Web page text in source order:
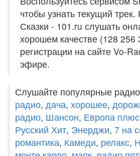
чтобы узнать текущий
Сказки - 101.ru слушать
хорошем качестве (128 256
регистрации на сайте Vo-
эфире.
Слушайте популярные
радио, дача, хорошее,
радио, Шансон, Европа плюс
Русский Хит, Энерджи, 7 на
романтика, Камеди, релакс,